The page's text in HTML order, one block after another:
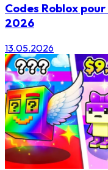
Codes Roblox
2026
13.05.2026